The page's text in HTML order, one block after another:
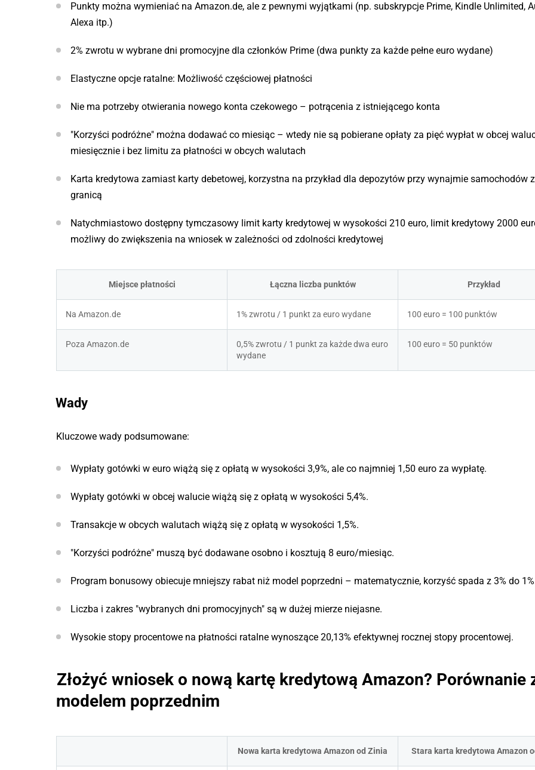
Punkty można wymieniać na Amazon.de, ale z pewnymi wyjątkami (np. subskrypcje Prime, Kindle Unlimited,
Alexa itp.)
2% zwrotu w wybrane dni promocyjne dla członków Prime (dwa punkty za każde pełne euro wydane)
Elastyczne opcje ratalne: Możliwość częściowej płatności
Nie ma potrzeby otwierania nowego konta czekowego – potrącenia z istniejącego konta
"Korzyści podróżne" można dodawać co miesiąc – wtedy nie są pobierane opłaty za pięć wypłat w obcej
miesięcznie i bez limitu za płatności w obcych walutach
Karta kredytowa zamiast karty debetowej, korzystna na przykład dla depozytów przy wynajmie samochodów
granicą
Natychmiastowo dostępny tymczasowy limit karty kredytowej w wysokości 210 euro, limit kredytowy 2000
możliwy do zwiększenia na wniosek w zależności od zdolności kredytowej
Miejsce płatności Łączna liczba punktów Przykład
Na Amazon.de 1% zwrotu / 1 punkt za euro wydane 100 euro = 100 punktów
Poza Amazon.de
0,5% zwrotu / 1 punkt za każde dwa euro
wydane
100 euro = 50 punktów
Wady
Kluczowe wady podsumowane:
Wypłaty gotówki w euro wiążą się z opłatą w wysokości 3,9%, ale co najmniej 1,50 euro za wypłatę.
Wypłaty gotówki w obcej walucie wiążą się z opłatą w wysokości 5,4%.
Transakcje w obcych walutach wiążą się z opłatą w wysokości 1,5%.
"Korzyści podróżne" muszą być dodawane osobno i kosztują 8 euro/miesiąc.
Program bonusowy obiecuje mniejszy rabat niż model poprzedni – matematycznie, korzyść spada z 3% do
Liczba i zakres "wybranych dni promocyjnych" są w dużej mierze niejasne.
Wysokie stopy procentowe na płatności ratalne wynoszące 20,13% efektywnej rocznej stopy procentowej.
Złożyć wniosek o nową kartę kredytową Amazon? Porównanie
modelem poprzednim
Nowa karta kredytowa Amazon od Zinia Stara karta kredytowa Amazon